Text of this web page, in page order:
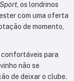
, os londrinos
com uma oferta
de momento,
confortáveis para
não se
de deixar o clube.